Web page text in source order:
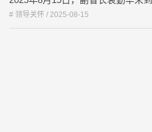
# 领导关怀 / 2025-08-15